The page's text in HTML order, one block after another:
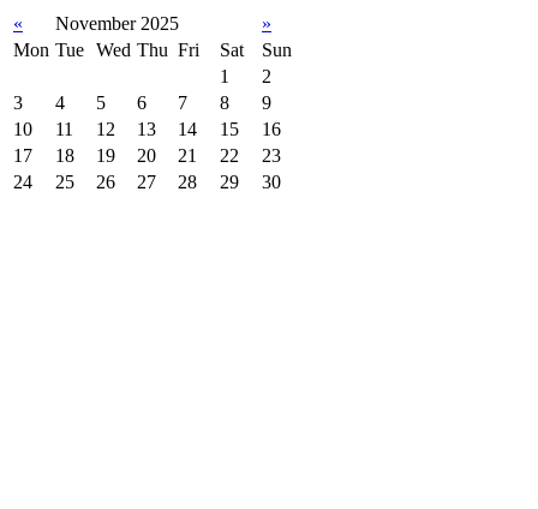
« November 2025
»
Mon Tue Wed Thu Fri Sat
Sun
1
2
3
4 5 6 7 8
9
10
11 12 13 14 15
16
17
18 19 20 21 22
23
24
25 26 27 28 29 30